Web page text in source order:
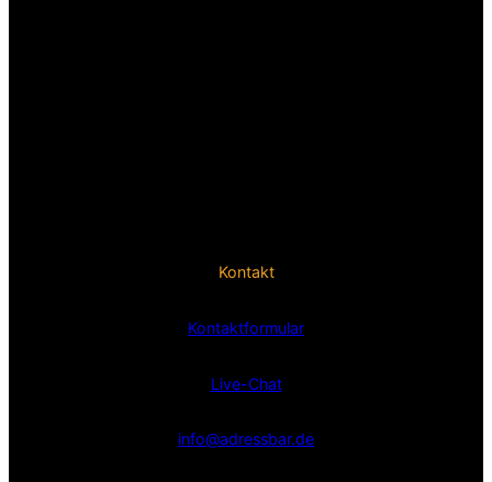
Kontakt
Kontaktformular
Live-Chat
info@adressbar.de